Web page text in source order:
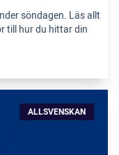
söndagen. Läs allt
till hur du hittar din
ALLSVENSKAN